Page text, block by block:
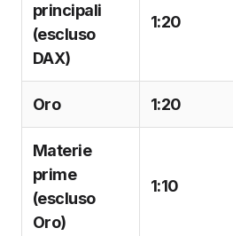
principali
(escluso
DAX)
1:20
Oro 1:20
Materie
prime
(escluso
Oro)
1:10